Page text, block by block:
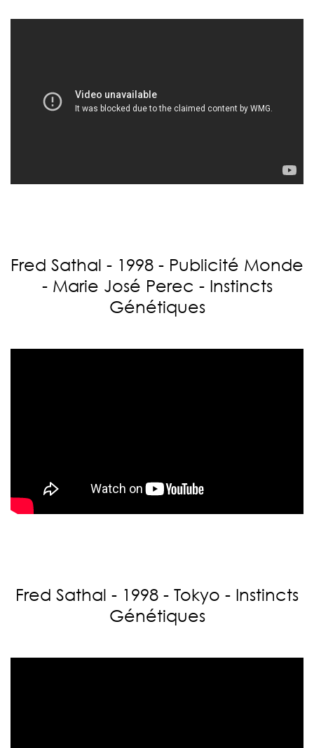
Fred Sathal - 1998 - Publicité Monde
- Marie José Perec - Instincts
Génétiques
Fred Sathal - 1998 - Tokyo - Instincts
Génétiques